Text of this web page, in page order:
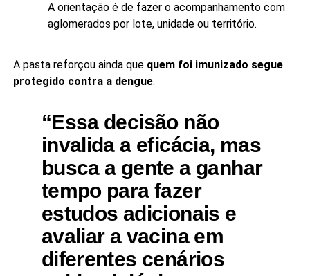
A orientação é de fazer o acompanhamento com
aglomerados por lote, unidade ou território.
A pasta reforçou ainda que quem foi imunizado segue
protegido contra a dengue.
“Essa decisão não
invalida a eficácia, mas
busca a gente a ganhar
tempo para fazer
estudos adicionais e
avaliar a vacina em
diferentes cenários